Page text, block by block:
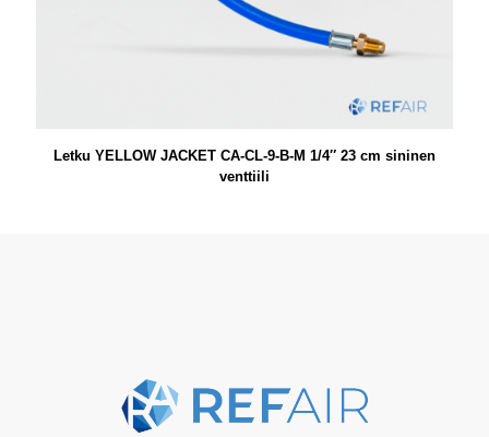
Letku YELLOW JACKET CA-CL-9-B-M 1/4″ 23 cm sininen
venttiili